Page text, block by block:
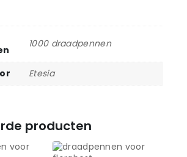
1000 draadpennen
Etesia
producten